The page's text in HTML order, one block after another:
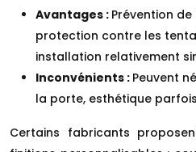
Avantages : Prévention
protection contre les
installation relativement
Inconvénients : Peuvent
la porte, esthétique
Certains fabricants